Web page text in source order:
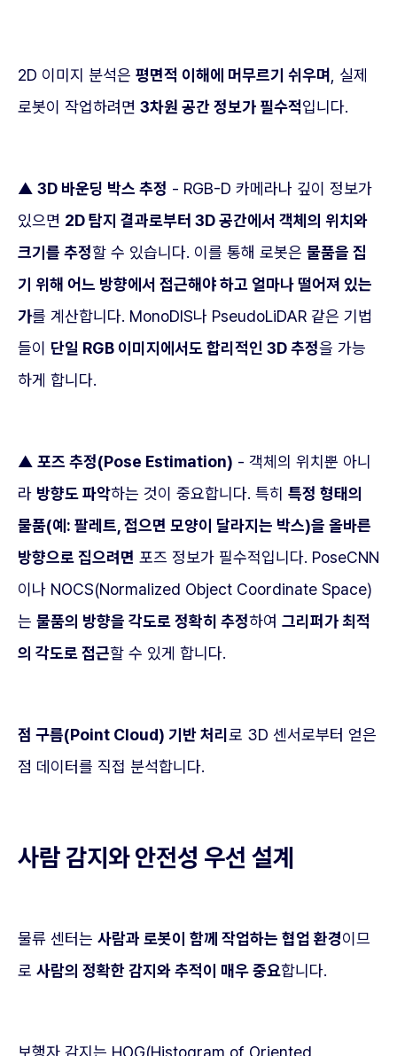
2D 이미지 분석은 평면적 이해에 머무르기 쉬우며
, 실제
로봇이 작업하려면 3차원 공간 정보가 필수적입니다.
▲ 3D 바운딩 박스 추정 - RGB-D 카메라나 깊이 정보가
있으면 2D 탐지 결과로부터 3D 공간에서 객체의 위치와
크기를 추정할 수 있습니다. 이를 통해 로봇은 물품을 집
기 위해 어느 방향에서 접근해야 하고 얼마나 떨어져 있는
가를 계산합니다. MonoDIS나 PseudoLiDAR 같은 기법
들이 단일 RGB 이미지에서도 합리적인 3D 추정을 가능
하게 합니다.
▲ 포즈 추정(Pose Estimation) - 객체의 위치뿐 아니
라 방향도 파악하는 것이 중요합니다. 특히 특정 형태의
물품(예: 팔레트, 접으면 모양이 달라지는 박스)을 올바른
방향으로 집으려면 포즈 정보가 필수적입니다. PoseCNN
이나 NOCS(Normalized Object Coordinate Space)
는 물품의 방향을 각도로 정확히 추정하여 그리퍼가 최적
의 각도로 접근할 수 있게 합니다.
점 구름(Point Cloud) 기반 처리 로 3D 센서로부터 얻은
점 데이터를 직접 분석합니다.
사람 감지와 안전성 우선 설계
물류 센터는 사람과 로봇이 함께 작업하는 협업 환경이므
로 사람의 정확한 감지와 추적이 매우 중요합니다.
보행자 감지는 HOG(Histogram of Oriented